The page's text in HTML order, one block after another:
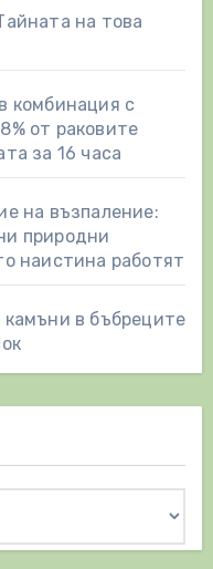
на това
комбинация с
от раковите
за 16 часа
на възпаление:
природни
наистина работят
в бъбреците